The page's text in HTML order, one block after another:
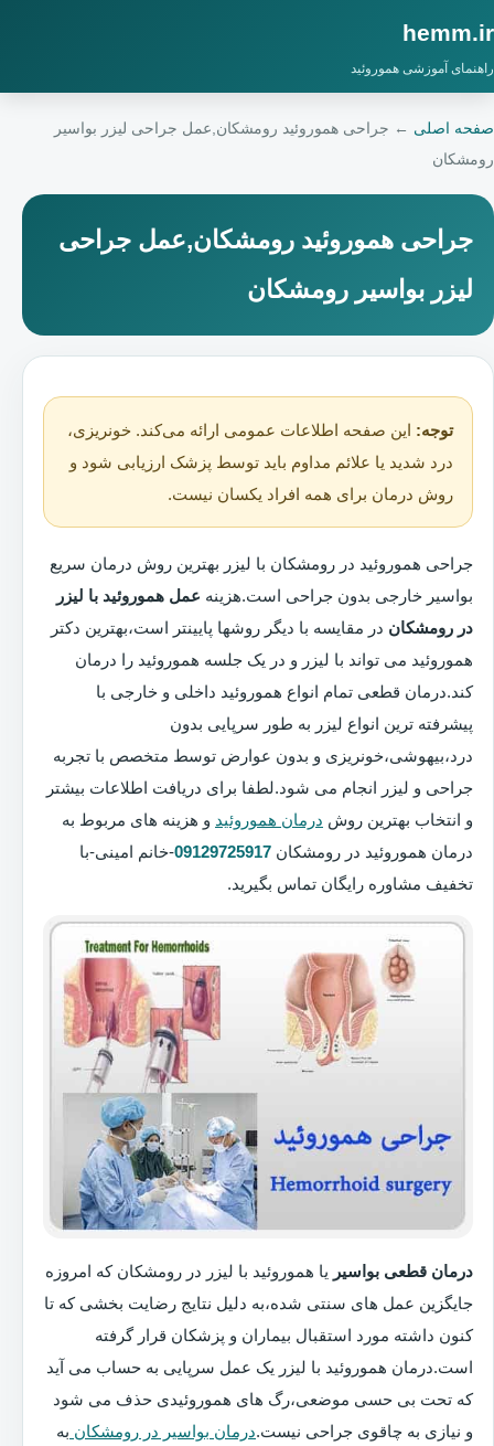
hemm.ir
راهنمای آموزشی هموروئید
صفحه اصلی ← جراحی هموروئید رومشکان,عمل جراحی لیزر بواسیر
رومشکان
جراحی هموروئید رومشکان,عمل جراحی
لیزر بواسیر رومشکان
توجه: این صفحه اطلاعات عمومی ارائه می‌کند. خونریزی،
درد شدید یا علائم مداوم باید توسط پزشک ارزیابی شود و
روش درمان برای همه افراد یکسان نیست.
جراحی هموروئید در رومشکان با لیزر بهترین روش درمان سریع
بواسیر خارجی بدون جراحی است.هزینه عمل هموروئید با لیزر
در رومشکان در مقایسه با دیگر روشها پایینتر است،بهترین دکتر
هموروئید می تواند با لیزر و در یک جلسه هموروئید را درمان
کند.درمان قطعی تمام انواع هموروئید داخلی و خارجی با
پیشرفته ترین انواع لیزر به طور سرپایی بدون
درد،بیهوشی،خونریزی و بدون عوارض توسط متخصص با تجربه
جراحی و لیزر انجام می شود.لطفا برای دریافت اطلاعات بیشتر
و انتخاب بهترین روش درمان هموروئید و هزینه های مربوط به
درمان هموروئید در رومشکان 09129725917-خانم امینی-با
تخفیف مشاوره رایگان تماس بگیرید.
درمان قطعی بواسیر یا هموروئید با لیزر در رومشکان که امروزه
جایگزین عمل های سنتی شده،به دلیل نتایج رضایت بخشی که تا
کنون داشته مورد استقبال بیماران و پزشکان قرار گرفته
است.درمان هموروئید با لیزر یک عمل سرپایی به حساب می آید
که تحت بی حسی موضعی،رگ های هموروئیدی حذف می شود
و نیازی به چاقوی جراحی نیست.درمان بواسیر در رومشکان به